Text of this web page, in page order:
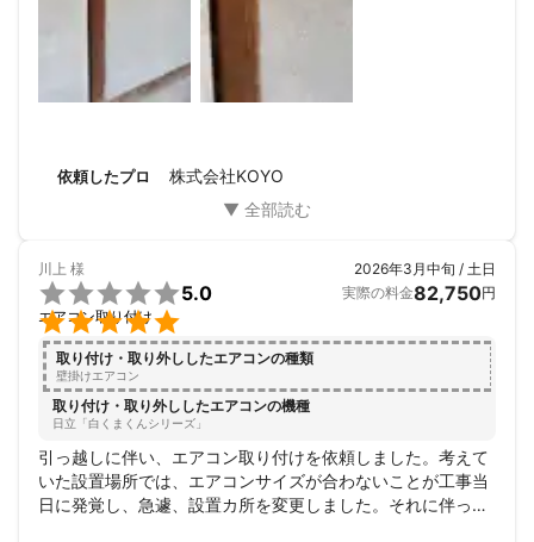
依頼したプロ 株式会社KOYO
川上 様


5.0
エアコン取り付け
2026年3月中旬 / 土日
実際の料金82,750円
取り付け・取り外ししたエアコンの種類
壁掛けエアコン
取り付け・取り外ししたエアコンの機種
日立「白くまくんシリーズ」
引っ越しに伴い、エアコン取り付けを依頼しました。考えて
いた設置場所では、エアコンサイズが合わないことが工事当
日に発覚し、急遽、設置カ所を変更しました。それに伴っ